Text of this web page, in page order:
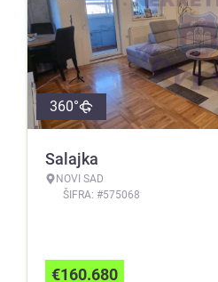
360°
Salajka
NOVI SAD
ŠIFRA: #575068
€160.680